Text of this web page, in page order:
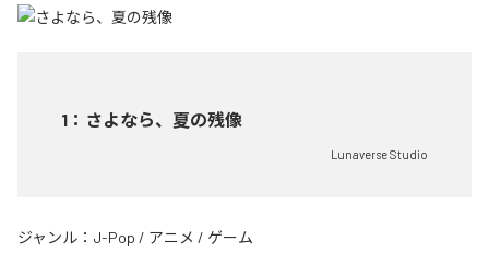
1 ： さよなら、夏の残像
Lunaverse Studio
ジャンル： J-Pop / アニメ / ゲーム